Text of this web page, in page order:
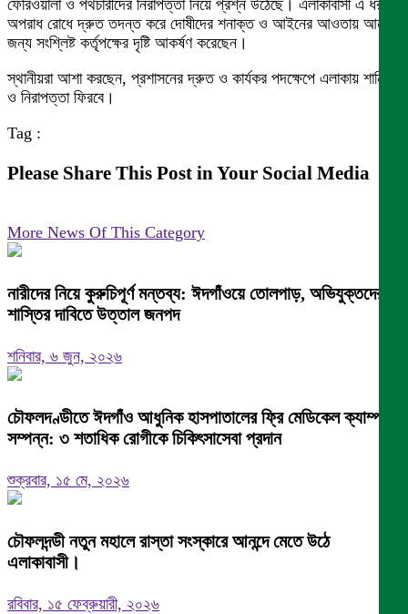
ফেরিওয়ালা ও পথচারীদের নিরাপত্তা নিয়ে প্রশ্ন উঠেছে। এলাকাবাসী এ ধরনের
অপরাধ রোধে দ্রুত তদন্ত করে দোষীদের শনাক্ত ও আইনের আওতায় আনার
জন্য সংশ্লিষ্ট কর্তৃপক্ষের দৃষ্টি আকর্ষণ করেছেন।
স্থানীয়রা আশা করছেন, প্রশাসনের দ্রুত ও কার্যকর পদক্ষেপে এলাকায় শান্তি
ও নিরাপত্তা ফিরবে।
Tag :
Please Share This Post in Your Social Media
More News Of This Category
নারীদের নিয়ে কুরুচিপূর্ণ মন্তব্য: ঈদগাঁওয়ে তোলপাড়, অভিযুক্তদের
শাস্তির দাবিতে উত্তাল জনপদ
শনিবার, ৬ জুন, ২০২৬
চৌফলদণ্ডীতে ঈদগাঁও আধুনিক হাসপাতালের ফ্রি মেডিকেল ক্যাম্প
সম্পন্ন: ৩ শতাধিক রোগীকে চিকিৎসাসেবা প্রদান
শুক্রবার, ১৫ মে, ২০২৬
চৌফলদন্ডী নতুন মহালে রাস্তা সংস্কারে আনন্দে মেতে উঠে
এলাকাবাসী।
রবিবার, ১৫ ফেব্রুয়ারী, ২০২৬